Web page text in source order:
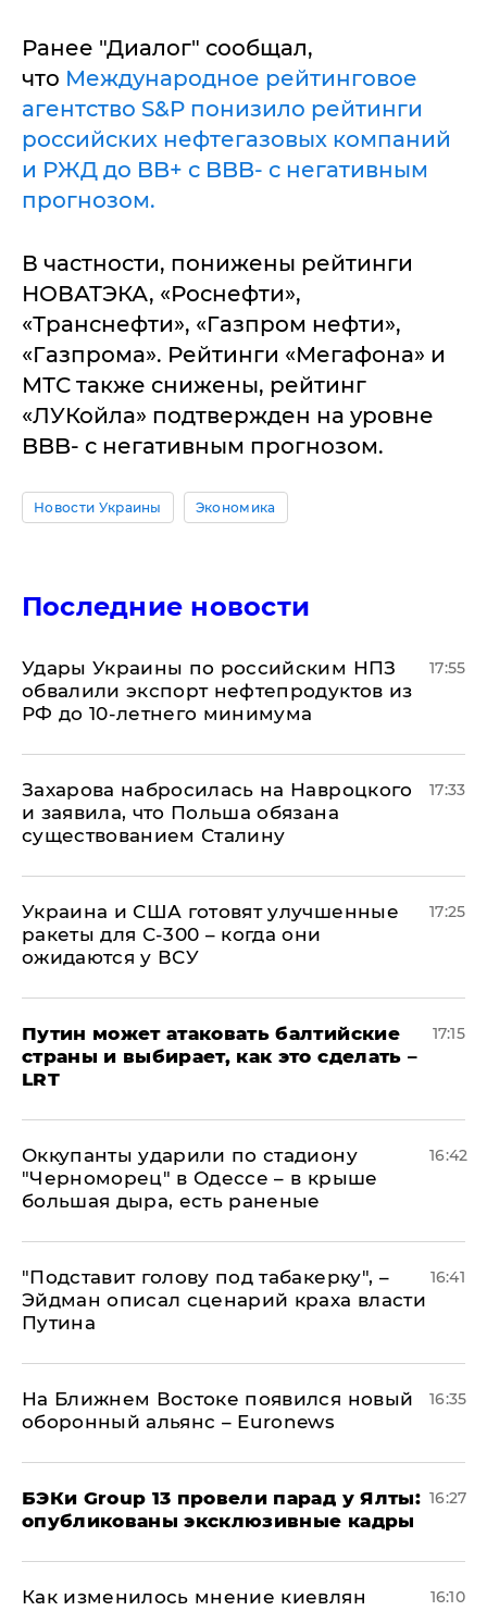
Ранее "Диалог" сообщал,
что Международное рейтинговое
агентство S&P понизило рейтинги
российских нефтегазовых компаний
и РЖД до BB+ с BBB- с негативным
прогнозом.
В частности, понижены рейтинги
НОВАТЭКА, «Роснефти»,
«Транснефти», «Газпром нефти»,
«Газпрома». Рейтинги «Мегафона» и
МТС также снижены, рейтинг
«ЛУКойла» подтвержден на уровне
BBB- с негативным прогнозом.
Новости Украины Экономика
Последние новости
Удары Украины по российским НПЗ
обвалили экспорт нефтепродуктов из
РФ до 10-летнего минимума
17:55
​Захарова набросилась на Навроцкого
и заявила, что Польша обязана
существованием Сталину
17:33
Украина и США готовят улучшенные
ракеты для С-300 – когда они
ожидаются у ВСУ
17:25
Путин может атаковать балтийские
страны и выбирает, как это сделать –
LRT
17:15
Оккупанты ударили по стадиону
"Черноморец" в Одессе – в крыше
большая дыра, есть раненые
16:42
​"Подставит голову под табакерку", –
Эйдман описал сценарий краха власти
Путина
16:41
На Ближнем Востоке появился новый
оборонный альянс – Euronews
16:35
​БЭКи Group 13 провели парад у Ялты:
опубликованы эксклюзивные кадры
16:27
Как изменилось мнение киевлян
16:10